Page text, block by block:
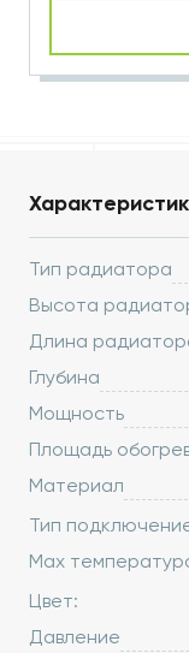
Тип радиатора
Высота
Длина
Глубина
Мощность
Площадь
Материал
Тип
Max
Цвет:
Давление